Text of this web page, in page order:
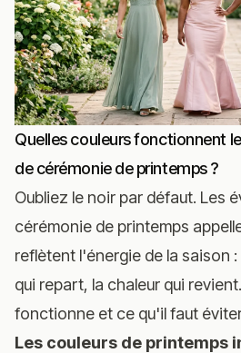
Quelles couleurs fonctionnent
de cérémonie de printemps ?
Oubliez le noir par défaut. Les
cérémonie de printemps
reflètent l'énergie de la saison
qui repart, la chaleur qui
fonctionne et ce qu'il faut
Les couleurs de printemps